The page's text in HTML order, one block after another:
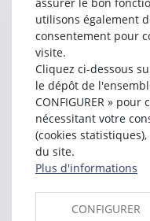
8 PLACE DU
13631 ARLES
Tél :04 90 93
Honoraires
utilisons également
consentement pour
visite.
Cliquez ci-dessous
le dépôt de
CONFIGURER »
nécessitant votre
(cookies
du site.
Plus d'informations
CONFIGURER